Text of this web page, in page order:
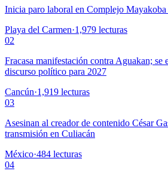
Inicia paro laboral en Complejo Mayakoba
Playa del Carmen·1,979 lecturas
02
Fracasa manifestación contra Aguakan; se
discurso político para 2027
Cancún·1,919 lecturas
03
Asesinan al creador de contenido César
transmisión en Culiacán
México·484 lecturas
04